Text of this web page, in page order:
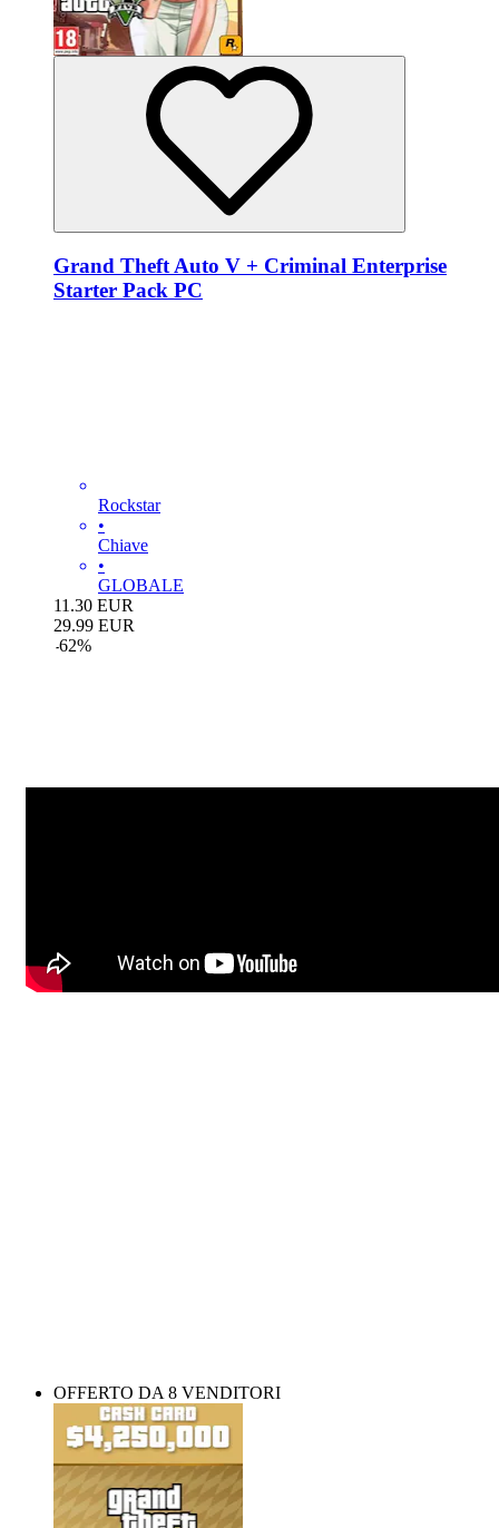
Grand Theft Auto V + Criminal Enterprise
Starter Pack PC
Rockstar
•
Chiave
•
GLOBALE
11.30 EUR
29.99 EUR
-62%
OFFERTO DA 8 VENDITORI